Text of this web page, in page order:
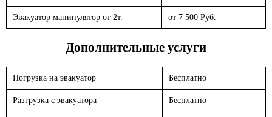
Эвакуатор манипулятор от 2т. от 7 500 Руб.
Дополнительные услуги
Погрузка на эвакуатор Бесплатно
Разгрузка с эвакуатора Бесплатно